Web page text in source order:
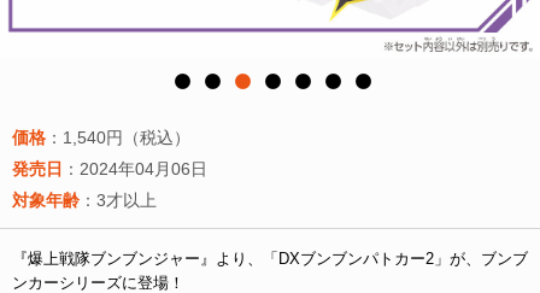
価格 ：1,540円（税込）
発売日 ：2024年04月06日
対象年齢 ：3才以上
『爆上戦隊ブンブンジャー』より、「DXブンブンパトカー2」が、ブンブ
ンカーシリーズに登場！